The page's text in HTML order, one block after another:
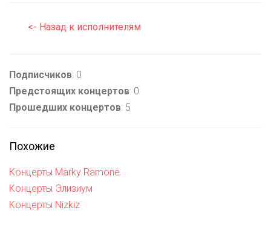
<- Назад к исполнителям
Подписчиков: 0
Предстоящих концертов: 0
Прошедших концертов: 5
Похожие
Концерты Marky Ramone
Концерты Элизиум
Концерты Nizkiz